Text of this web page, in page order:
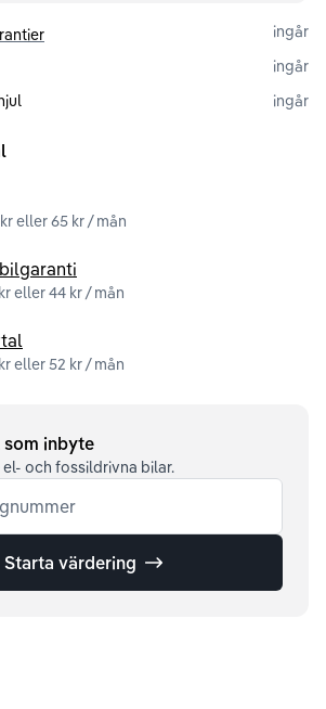
ingår
ingår
ingår
eller 65 kr / mån
eller 44 kr / mån
eller 52 kr / mån
inbyte
och fossildrivna bilar.
Starta värdering